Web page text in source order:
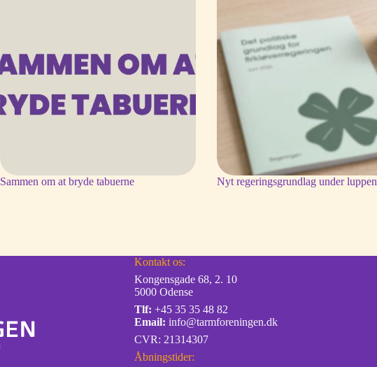
Sammen om at bryde tabuerne Nyt regeringsgrundlag under luppen
Kontakt os:
Kongensgade 68, 2. 10
5000 Odense
Tlf: +45 35 35 48 82
Email: info@tarmforeningen.dk
CVR: 21314307
Åbningstider: